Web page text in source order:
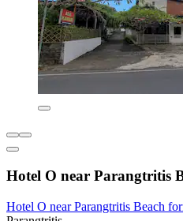
Hotel O near Parangtritis
Hotel O near Parangtritis Beach